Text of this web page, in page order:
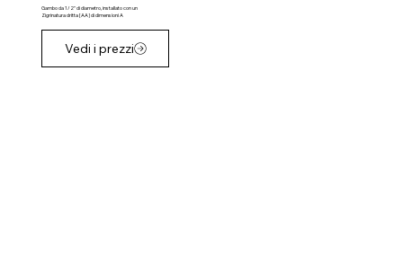
Gambo da 1/2" di diametro, installato con un
Zigrinatura dritta [AA] di dimensioni A
Vedi i prezzi